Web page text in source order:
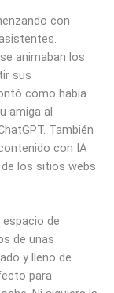
con
animaban los
sus
cómo había
amiga al
También
con IA
los sitios webs
de
de unas
y lleno de
para